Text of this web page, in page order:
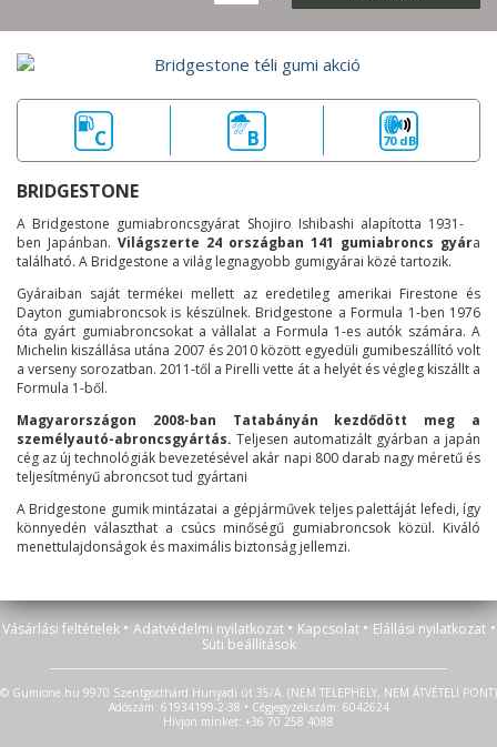
C B 70 dB
BRIDGESTONE
A Bridgestone gumiabroncsgyárat Shojiro Ishibashi alapította 1931-
ben Japánban. Világszerte 24 országban 141 gumiabroncs gyára
található. A Bridgestone a világ legnagyobb gumigyárai közé tartozik.
Gyáraiban saját termékei mellett az eredetileg amerikai Firestone és
Dayton gumiabroncsok is készülnek. Bridgestone a Formula 1-ben 1976
óta gyárt gumiabroncsokat a vállalat a Formula 1-es autók számára. A
Michelin kiszállása utána 2007 és 2010 között egyedüli gumibeszállító volt
a verseny sorozatban. 2011-től a Pirelli vette át a helyét és végleg kiszállt a
Formula 1-ből.
Magyarországon 2008-ban Tatabányán kezdődött meg a
személyautó-abroncsgyártás. Teljesen automatizált gyárban a japán
cég az új technológiák bevezetésével akár napi 800 darab nagy méretű és
teljesítményű abroncsot tud gyártani
A Bridgestone gumik mintázatai a gépjárművek teljes palettáját lefedi, így
könnyedén választhat a csúcs minőségű gumiabroncsok közül. Kiváló
menettulajdonságok és maximális biztonság jellemzi.
Vásárlási feltételek • Adatvédelmi nyilatkozat • Kapcsolat • Elállási nyilatkozat •
Süti beállítások
© Gumione.hu 9970 Szentgotthárd Hunyadi út 35/A. (NEM TELEPHELY, NEM ÁTVÉTELI PONT)
Adószám: 61934199-2-38 • Cégjegyzékszám: 6042624
Hívjon minket: +36 70 258 4088